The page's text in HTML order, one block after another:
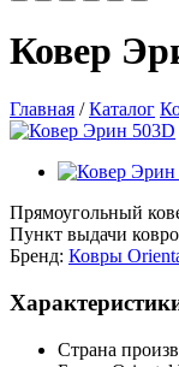
Ковер
Главная / Каталог
Прямоугольный
Пункт выдачи
Бренд: Ковры
Страна